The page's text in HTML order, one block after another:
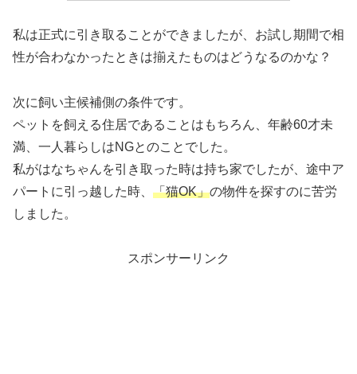
私は正式に引き取ることができましたが、お試し期間で相
性が合わなかったときは揃えたものはどうなるのかな？
次に飼い主候補側の条件です。
ペットを飼える住居であることはもちろん、年齢60才未
満、一人暮らしはNGとのことでした。
私がはなちゃんを引き取った時は持ち家でしたが、途中ア
パートに引っ越した時、 「猫OK」の物件を探すのに苦労
しました。
スポンサーリンク